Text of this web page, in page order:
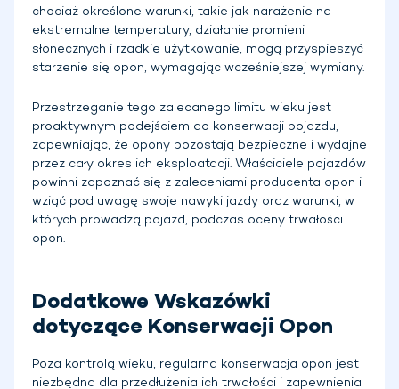
chociaż określone warunki, takie jak narażenie na
ekstremalne temperatury, działanie promieni
słonecznych i rzadkie użytkowanie, mogą przyspieszyć
starzenie się opon, wymagając wcześniejszej wymiany.
Przestrzeganie tego zalecanego limitu wieku jest
proaktywnym podejściem do konserwacji pojazdu,
zapewniając, że opony pozostają bezpieczne i wydajne
przez cały okres ich eksploatacji. Właściciele pojazdów
powinni zapoznać się z zaleceniami producenta opon i
wziąć pod uwagę swoje nawyki jazdy oraz warunki, w
których prowadzą pojazd, podczas oceny trwałości
opon.
Dodatkowe Wskazówki
dotyczące Konserwacji Opon
Poza kontrolą wieku, regularna konserwacja opon jest
niezbędna dla przedłużenia ich trwałości i zapewnienia